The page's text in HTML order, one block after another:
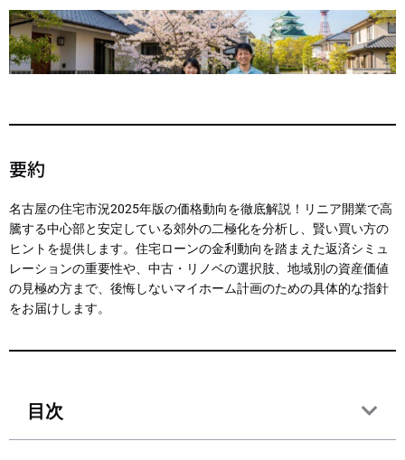
要約
名古屋の住宅市況2025年版の価格動向を徹底解説！リニア開業で高
騰する中心部と安定している郊外の二極化を分析し、賢い買い方の
ヒントを提供します。住宅ローンの金利動向を踏まえた返済シミュ
レーションの重要性や、中古・リノベの選択肢、地域別の資産価値
の見極め方まで、後悔しないマイホーム計画のための具体的な指針
をお届けします。
目次